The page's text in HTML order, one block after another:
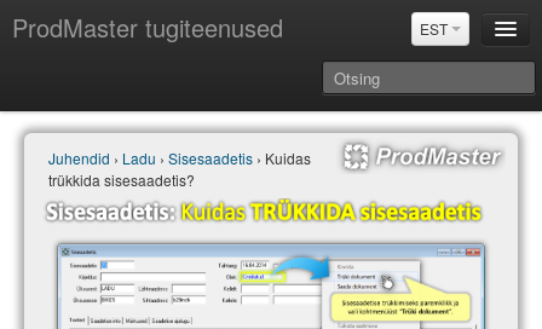
ProdMaster tugiteenused EST
Juhendid
Versiooniuuendused
Power BI & Merit Aktiva (EST)
Juhendid › Ladu › Sisesaadetis › Kuidas
trükkida sisesaadetis?